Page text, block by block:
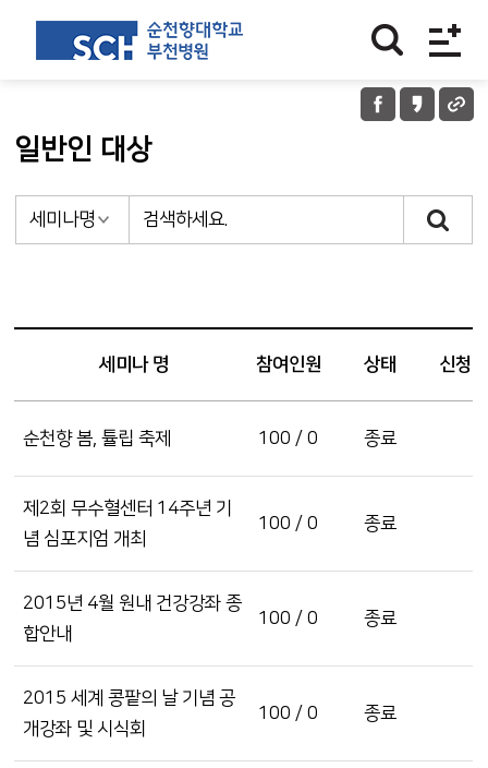
일반인 대상
세미나 명 참여인원 상태 신청
순천향 봄, 튤립 축제 100 / 0 종료
제2회 무수혈센터 14주년 기
념 심포지엄 개최
100 / 0 종료
2015년 4월 원내 건강강좌 종
합안내
100 / 0 종료
2015 세계 콩팥의 날 기념 공
개강좌 및 시식회
100 / 0 종료